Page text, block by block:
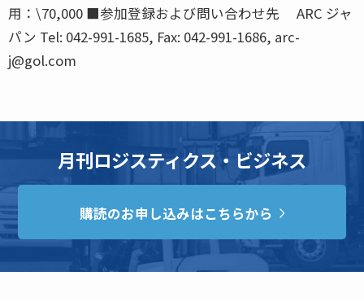
用：\70,000 ■参加登録および問い合わせ先 ARC ジャ
パン Tel: 042-991-1685, Fax: 042-991-1686, arc-
j@gol.com
月刊ロジスティクス・ビジネス
購読のお申し込みはこちらから